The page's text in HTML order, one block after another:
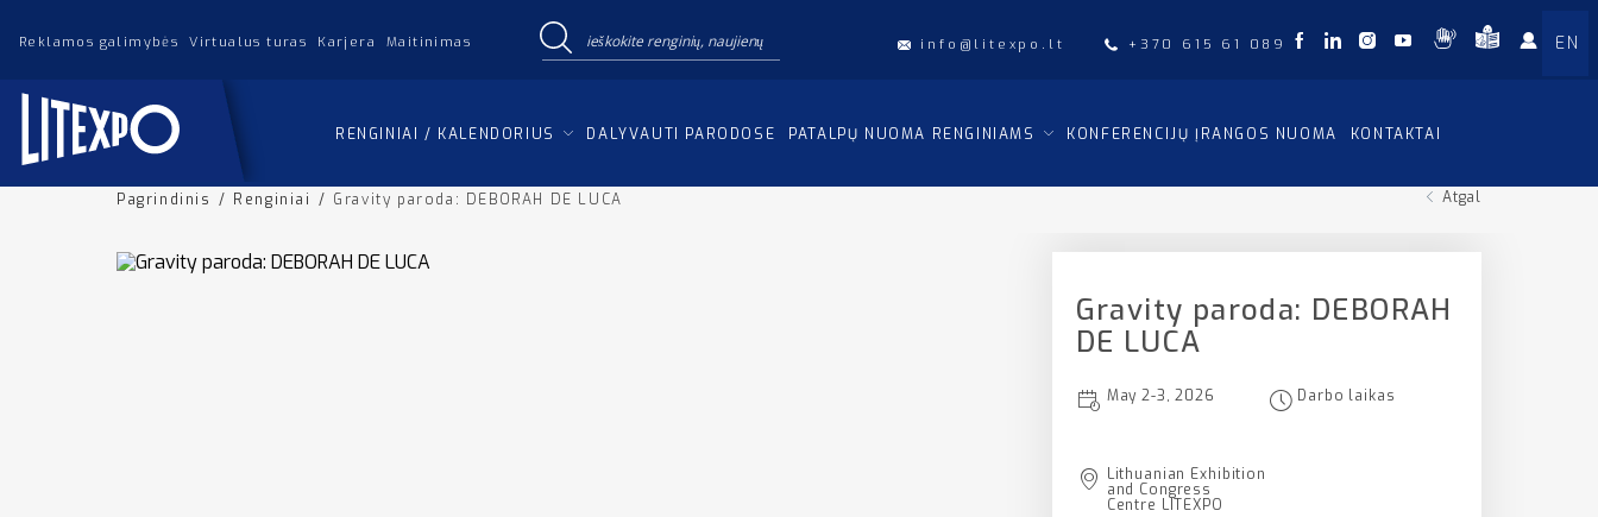
Reklamos galimybės Virtualus turas Karjera Maitinimas info@litexpo.lt +370 615 61 089 EN
RENGINIAI / KALENDORIUS DALYVAUTI PARODOSE PATALPŲ NUOMA RENGINIAMS KONFERENCIJŲ ĮRANGOS NUOMA KONTAKTAI
Pagrindinis / Renginiai / Gravity paroda: DEBORAH DE LUCA Atgal
Gravity paroda: DEBORAH
DE LUCA
May 2-3, 2026 Darbo laikas
Lithuanian Exhibition
and Congress
Centre LITEXPO